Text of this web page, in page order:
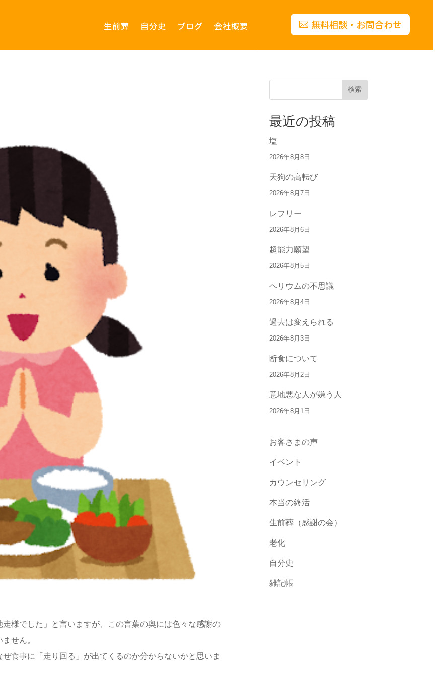
生前葬 自分史 ブログ 会社概要 無料相談・お問合わせ
様でした」と言いますが、この言葉の奥には色々な感謝の
せん。
食事に「走り回る」が出てくるのか分からないかと思いま
検索
最近の投稿
塩
2026年8月8日
天狗の高転び
2026年8月7日
レフリー
2026年8月6日
超能力願望
2026年8月5日
ヘリウムの不思議
2026年8月4日
過去は変えられる
2026年8月3日
断食について
2026年8月2日
意地悪な人が嫌う人
2026年8月1日
お客さまの声
イベント
カウンセリング
本当の終活
生前葬（感謝の会）
老化
自分史
雑記帳